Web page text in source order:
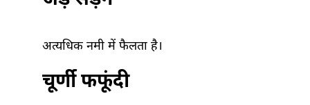
अत्यधिक नमी में फैलता है।
चूर्णी फफूंदी